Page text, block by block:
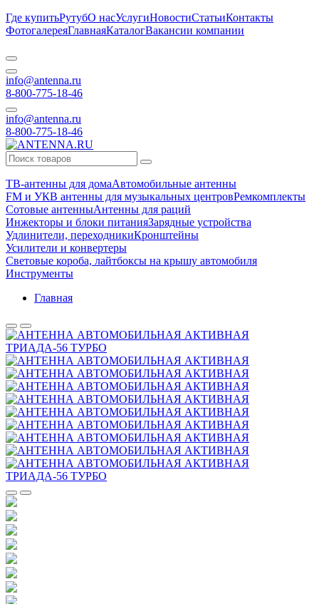
Где купитьРутубО насУслугиНовостиСтатьиКонтакты
ФотогалереяГлавнаяКаталогВакансии компании
info@antenna.ru
8-800-775-18-46
info@antenna.ru
8-800-775-18-46
ТВ-антенны для домаАвтомобильные антенны
FM и УКВ антенны для музыкальных центровРемкомплекты
Сотовые антенныАнтенны для раций
Инжекторы и блоки питанияЗарядные устройства
Удлинители, переходникиКронштейны
Усилители и конвертеры
Световые короба, лайтбоксы на крышу автомобиля
Инструменты
Главная